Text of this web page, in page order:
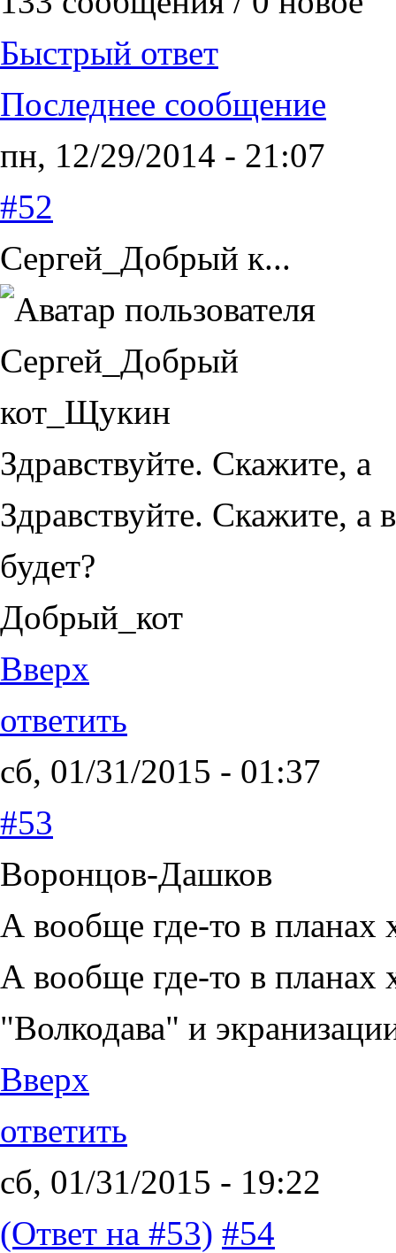
Быстрый ответ
Последнее сообщение
пн, 12/29/2014 - 21:07
#52
Сергей_Добрый к...
Здравствуйте. Скажите, а
Здравствуйте. Скажите, а
будет?
Добрый_кот
Вверх
ответить
сб, 01/31/2015 - 01:37
#53
Воронцов-Дашков
А вообще где-то в планах
А вообще где-то в планах
"Волкодава" и
Вверх
ответить
сб, 01/31/2015 - 19:22
(Ответ на #53) #54